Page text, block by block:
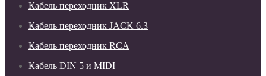
Кабель переходник XLR
Кабель переходник JACK 6.3
Кабель переходник RCA
Кабель DIN 5 и MIDI